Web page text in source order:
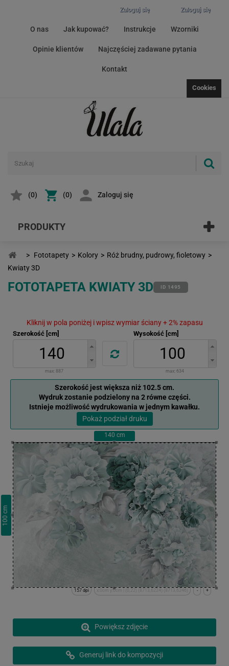
Zaloguj się
Zaloguj się
O nas Jak kupować? Instrukcje Wzorniki
Opinie klientów Najczęściej zadawane pytania
Kontakt
Cookies
(0) (0) Zaloguj się
PRODUKTY
> Fototapety > Kolory > Róż brudny, pudrowy, fioletowy >
Kwiaty 3D
FOTOTAPETA KWIATY 3D ID 1495
Kliknij w pola poniżej i wpisz wymiar ściany + 2% zapasu
Szerokość [cm]
max: 887
Wysokość [cm]
max: 634
Szerokość jest większa niż 102.5 cm.
Wydruk zostanie podzielony na 2 równe części.
Istnieje możliwość wydrukowania w jednym kawałku.
Pokaż podział druku
140 cm
100
cm
+
-
x:0cm y:0cm | (0,22) (8713,6224) (8713,6246)
157 dpi
Powiększ zdjęcie
Generuj link do kompozycji